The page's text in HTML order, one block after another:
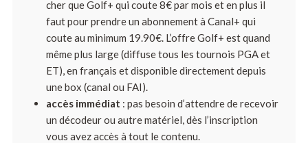
cher que Golf+ qui coute 8€ par mois et en plus il
faut pour prendre un abonnement à Canal+ qui
coute au minimum 19.90€. L’offre Golf+ est quand
même plus large (diffuse tous les tournois PGA et
ET), en français et disponible directement depuis
une box (canal ou FAI).
accès immédiat : pas besoin d’attendre de recevoir
un décodeur ou autre matériel, dès l’inscription
vous avez accès à tout le contenu.